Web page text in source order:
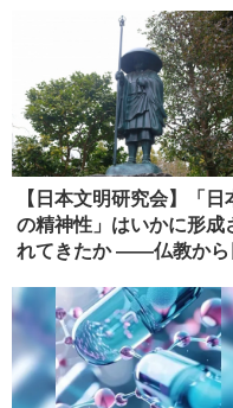
【日本文明研究会】「日
の精神性」はいかに形成
れてきたか ――仏教から